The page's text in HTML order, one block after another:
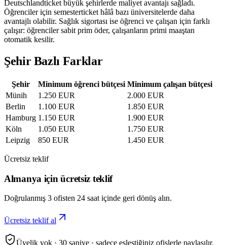
Deutschlandticket büyük şehirlerde maliyet avantajı sağladı.
Öğrenciler için semesterticket hâlâ bazı üniversitelerde daha
avantajlı olabilir. Sağlık sigortası ise öğrenci ve çalışan için farklı
çalışır: öğrenciler sabit prim öder, çalışanların primi maaştan
otomatik kesilir.
Şehir Bazlı Farklar
Şehir Minimum öğrenci bütçesi Minimum çalışan bütçesi
Münih
1.250 EUR
2.000 EUR
Berlin
1.100 EUR
1.850 EUR
Hamburg 1.150 EUR
1.900 EUR
Köln
1.050 EUR
1.750 EUR
Leipzig
850 EUR 1.450 EUR
Ücretsiz teklif
Almanya için ücretsiz teklif
Doğrulanmış 3 ofisten 24 saat içinde geri dönüş alın.
Ücretsiz teklif al
Üyelik yok · 30 saniye · sadece eşleştiğiniz ofislerle paylaşılır.